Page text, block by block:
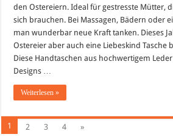
den Ostereiern. Ideal für gestresste Mütter,
sich brauchen. Bei Massagen, Bädern oder
man wunderbar neue Kraft tanken. Dieses
Ostereier aber auch eine Liebeskind Tasche
Diese Handtaschen aus hochwertigem
Designs …
Weiterlesen »
1 2 3 4 »